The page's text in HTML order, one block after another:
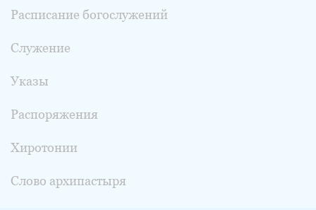
Расписание богослужений
Служение
Указы
Распоряжения
Хиротонии
Слово архипастыря